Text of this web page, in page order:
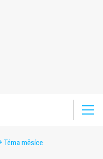
Téma měsíce